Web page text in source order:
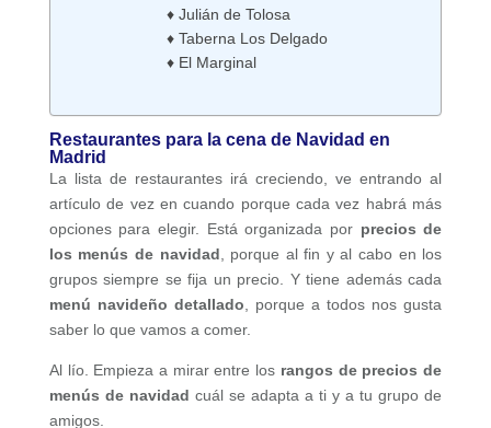
♦ Julián de Tolosa
♦ Taberna Los Delgado
♦ El Marginal
Restaurantes para la cena de Navidad en
Madrid
La lista de restaurantes irá creciendo, ve entrando al
artículo de vez en cuando porque cada vez habrá más
opciones para elegir. Está organizada por precios de
los menús de navidad , porque al fin y al cabo en los
grupos siempre se fija un precio. Y tiene además cada
menú navideño detallado , porque a todos nos gusta
saber lo que vamos a comer.
Al lío. Empieza a mirar entre los rangos de precios de
menús de navidad cuál se adapta a ti y a tu grupo de
amigos.